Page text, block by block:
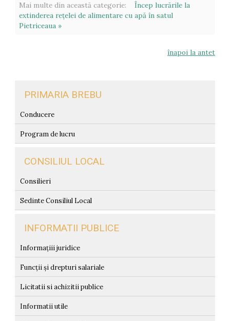
Mai multe din această categorie:
Încep lucrările la
extinderea rețelei de alimentare cu apă în satul
Pietriceaua »
înapoi la antet
PRIMARIA BREBU
Conducere
Program de lucru
CONSILIUL LOCAL
Consilieri
Sedinte Consiliul Local
INFORMATII PUBLICE
Informațiii juridice
Funcții și drepturi salariale
Licitatii si achizitii publice
Informatii utile